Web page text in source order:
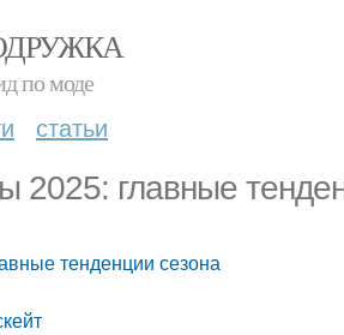
по моде
статьи
2025: главные
тенденции сезона